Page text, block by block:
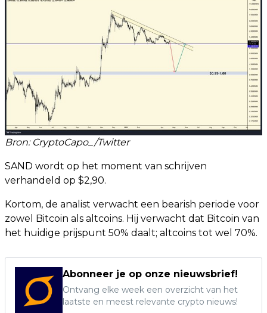
Bron: CryptoCapo_/Twitter
SAND wordt op het moment van schrijven
verhandeld op $2,90.
Kortom, de analist verwacht een bearish periode voor
zowel Bitcoin als altcoins. Hij verwacht dat Bitcoin van
het huidige prijspunt 50% daalt; altcoins tot wel 70%.
Abonneer je op onze nieuwsbrief!
Ontvang elke week een overzicht van het
laatste en meest relevante crypto nieuws!